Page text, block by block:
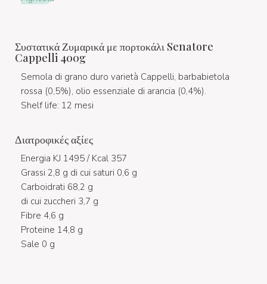
Συστατικά Ζυμαρικά με πορτοκάλι Senatore
Cappelli 400g
Semola di grano duro varietà Cappelli, barbabietola
rossa (0,5%), olio essenziale di arancia (0,4%).
Shelf life: 12 mesi
Διατροφικές αξίες
Energia KJ 1495 / Kcal 357
Grassi 2,8 g di cui saturi 0,6 g
Carboidrati 68,2 g
di cui zuccheri 3,7 g
Fibre 4,6 g
Proteine 14,8 g
Sale 0 g